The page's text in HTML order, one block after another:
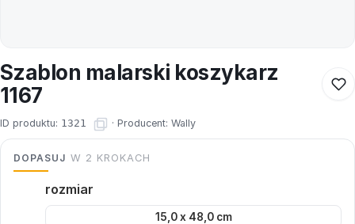
Szablon malarski koszykarz
1167
ID produktu: 1321 · Producent: Wally
DOPASUJ W 2 KROKACH
rozmiar
15,0 x 48,0 cm